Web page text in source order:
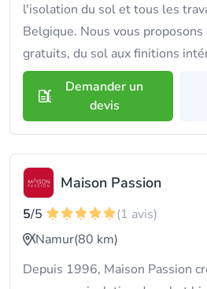
l'isolation du sol et tous les
Belgique. Nous vous
gratuits, du sol aux finitions
Demander un
devis
Maison Passion
5/5
(1 avis)
Namur(80 km)
Depuis 1996, Maison Passion